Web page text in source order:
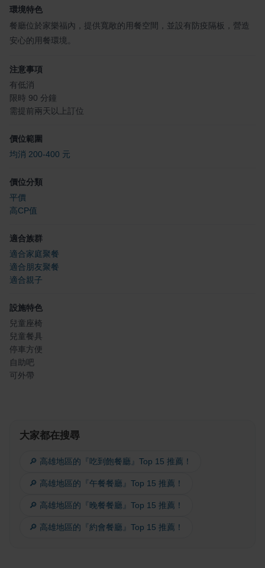
環境特色
餐廳位於家樂福內，提供寬敞的用餐空間，並設有防疫隔板，營造
安心的用餐環境。
注意事項
有低消
限時 90 分鐘
需提前兩天以上訂位
價位範圍
均消 200-400 元
價位分類
平價
高CP值
適合族群
適合家庭聚餐
適合朋友聚餐
適合親子
設施特色
兒童座椅
兒童餐具
停車方便
自助吧
可外帶
大家都在搜尋
🔎 高雄地區的『吃到飽餐廳』Top 15 推薦！
🔎 高雄地區的『午餐餐廳』Top 15 推薦！
🔎 高雄地區的『晚餐餐廳』Top 15 推薦！
🔎 高雄地區的『約會餐廳』Top 15 推薦！